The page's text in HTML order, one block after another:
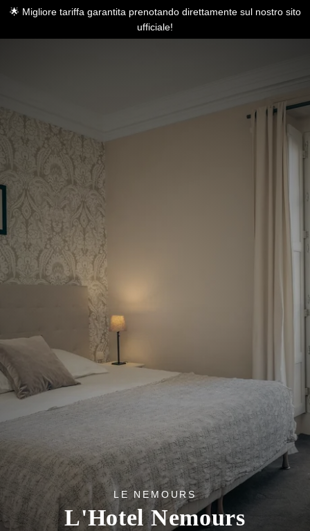
🌟 Migliore tariffa garantita prenotando direttamente sul nostro sito
ufficiale!
LE NEMOURS
L'Hotel Nemours